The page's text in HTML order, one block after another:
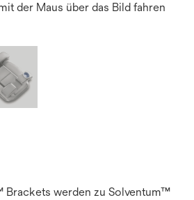
der Maus über das Bild fahren
werden zu Solventum™